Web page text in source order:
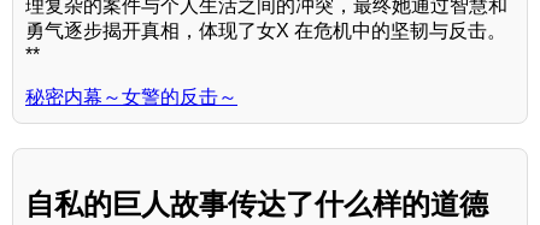
理复杂的案件与个人生活之间的冲突，最终她通过智慧和
勇气逐步揭开真相，体现了女X 在危机中的坚韧与反击。
**
秘密内幕～女警的反击～
自私的巨人故事传达了什么样的道德